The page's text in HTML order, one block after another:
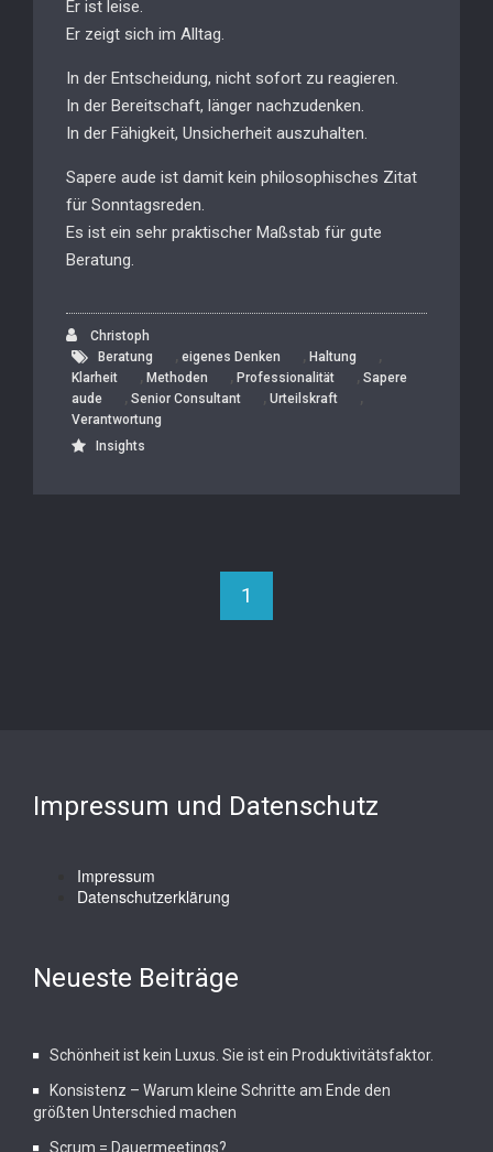
Er ist leise.
Er zeigt sich im Alltag.
In der Entscheidung, nicht sofort zu reagieren.
In der Bereitschaft, länger nachzudenken.
In der Fähigkeit, Unsicherheit auszuhalten.
Sapere aude ist damit kein philosophisches Zitat
für Sonntagsreden.
Es ist ein sehr praktischer Maßstab für gute
Beratung.
Christoph
Beratung
, eigenes Denken , Haltung ,
Klarheit , Methoden , Professionalität , Sapere
aude
, Senior Consultant , Urteilskraft ,
Verantwortung
Insights
1
Impressum und Datenschutz
Impressum
Datenschutzerklärung
Neueste Beiträge
Schönheit ist kein Luxus. Sie ist ein Produktivitätsfaktor.
Konsistenz – Warum kleine Schritte am Ende den
größten Unterschied machen
Scrum = Dauermeetings?